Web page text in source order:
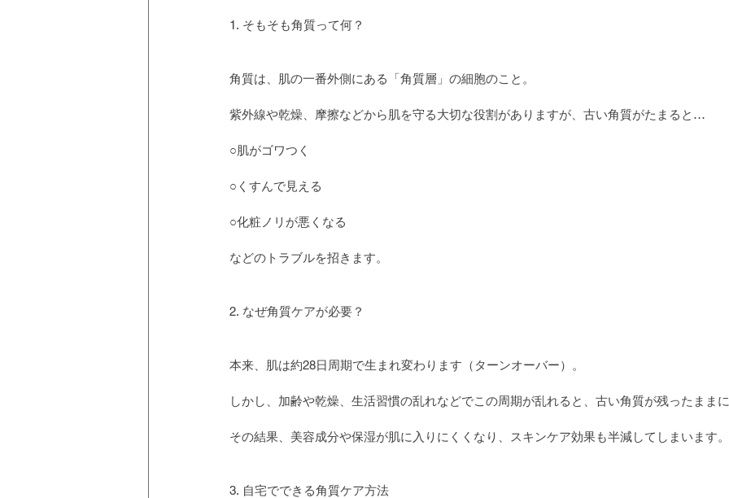
1. そもそも角質って何？
角質は、肌の一番外側にある「角質層」の細胞のこと。
紫外線や乾燥、摩擦などから肌を守る大切な役割がありますが、古い角質がたまると…
○肌がゴワつく
○くすんで見える
○化粧ノリが悪くなる
などのトラブルを招きます。
2. なぜ角質ケアが必要？
本来、肌は約28日周期で生まれ変わります（ターンオーバー）。
しかし、加齢や乾燥、生活習慣の乱れなどでこの周期が乱れると、古い角質が残ったまま
その結果、美容成分や保湿が肌に入りにくくなり、スキンケア効果も半減してしまいます。
3. 自宅でできる角質ケア方法